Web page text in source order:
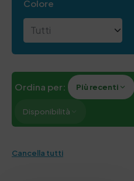
Colore
Ordina per: Più recenti
Disponibilità
Cancella tutti